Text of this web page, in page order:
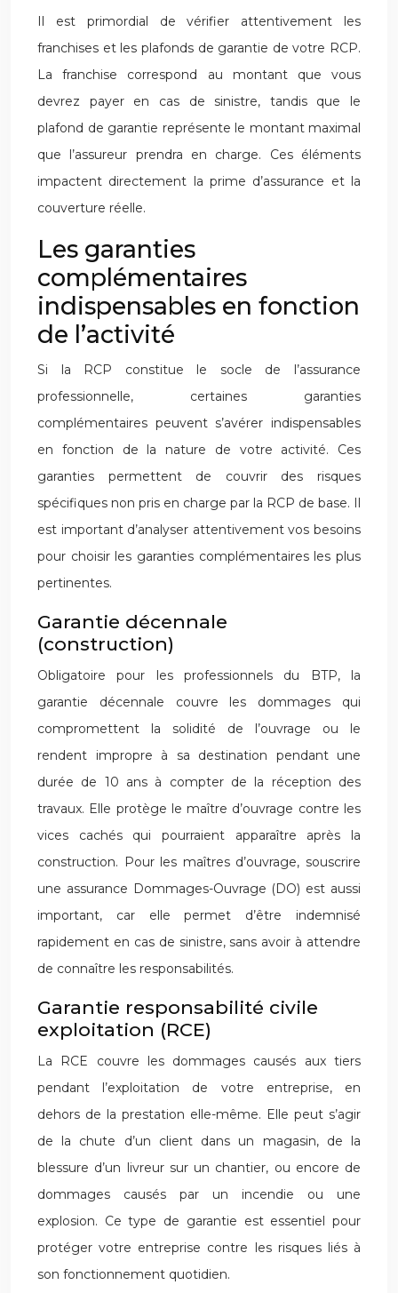
Il est primordial de vérifier attentivement les
franchises et les plafonds de garantie de votre RCP.
La franchise correspond au montant que vous
devrez payer en cas de sinistre, tandis que le
plafond de garantie représente le montant maximal
que l’assureur prendra en charge. Ces éléments
impactent directement la prime d’assurance et la
couverture réelle.
Les garanties
complémentaires
indispensables en fonction
de l’activité
Si la RCP constitue le socle de l’assurance
professionnelle, certaines garanties
complémentaires peuvent s’avérer indispensables
en fonction de la nature de votre activité. Ces
garanties permettent de couvrir des risques
spécifiques non pris en charge par la RCP de base. Il
est important d’analyser attentivement vos besoins
pour choisir les garanties complémentaires les plus
pertinentes.
Garantie décennale
(construction)
Obligatoire pour les professionnels du BTP, la
garantie décennale couvre les dommages qui
compromettent la solidité de l’ouvrage ou le
rendent impropre à sa destination pendant une
durée de 10 ans à compter de la réception des
travaux. Elle protège le maître d’ouvrage contre les
vices cachés qui pourraient apparaître après la
construction. Pour les maîtres d’ouvrage, souscrire
une assurance Dommages-Ouvrage (DO) est aussi
important, car elle permet d’être indemnisé
rapidement en cas de sinistre, sans avoir à attendre
de connaître les responsabilités.
Garantie responsabilité civile
exploitation (RCE)
La RCE couvre les dommages causés aux tiers
pendant l’exploitation de votre entreprise, en
dehors de la prestation elle-même. Elle peut s’agir
de la chute d’un client dans un magasin, de la
blessure d’un livreur sur un chantier, ou encore de
dommages causés par un incendie ou une
explosion. Ce type de garantie est essentiel pour
protéger votre entreprise contre les risques liés à
son fonctionnement quotidien.